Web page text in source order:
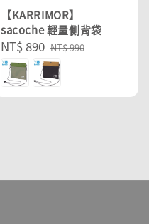
【KARRIMOR】
sacoche 輕量側背袋
Sale
price
NT$ 890 Regular
price
NT$ 990